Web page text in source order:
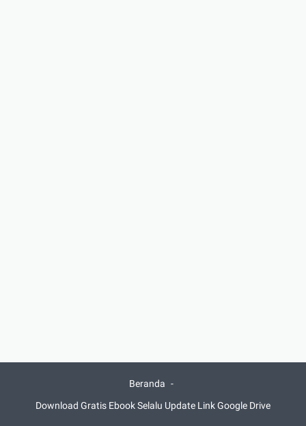
Beranda
Download Gratis Ebook Selalu Update Link Google Drive